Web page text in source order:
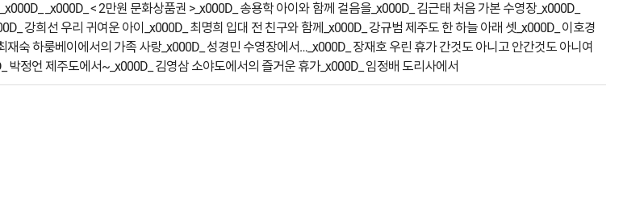
_x000D_ < 2만원 문화상품권 >_x000D_ 송용학 아이와 함께 걸음을_x000D_ 김근태 처음 가본 수영장_x000D_
강희선 우리 귀여운 아이_x000D_ 최명희 입대 전 친구와 함께_x000D_ 강규범 제주도 한 하늘 아래 셋_x000D_ 이호경
숙 하룽베이에서의 가족 사랑_x000D_ 성경민 수영장에서…_x000D_ 장재호 우린 휴가 간것도 아니고 안간것도 아니여
박정언 제주도에서~_x000D_ 김영삼 소야도에서의 즐거운 휴가_x000D_ 임정배 도리사에서